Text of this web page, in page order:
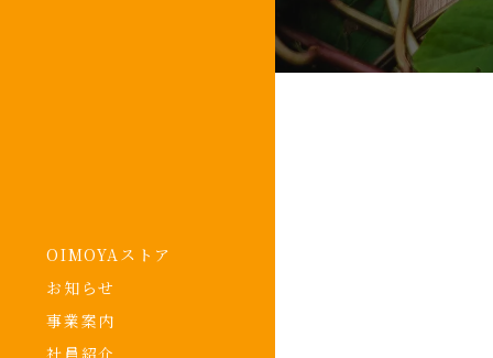
OIMOYAストア
お知らせ
事業案内
社員紹介